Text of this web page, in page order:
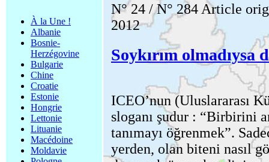
À la Une !
Albanie
Bosnie-
Herzégovine
Bulgarie
Chine
Croatie
Estonie
Hongrie
Lettonie
Lituanie
Macédoine
Moldavie
N° 24 / N° 284 Article
2012
Soykırım olmadıysa
ICEO’nun (Uluslararası
sloganı şudur : “Birbirini
tanımayı öğrenmek”.
yerden, olan biteni nasıl